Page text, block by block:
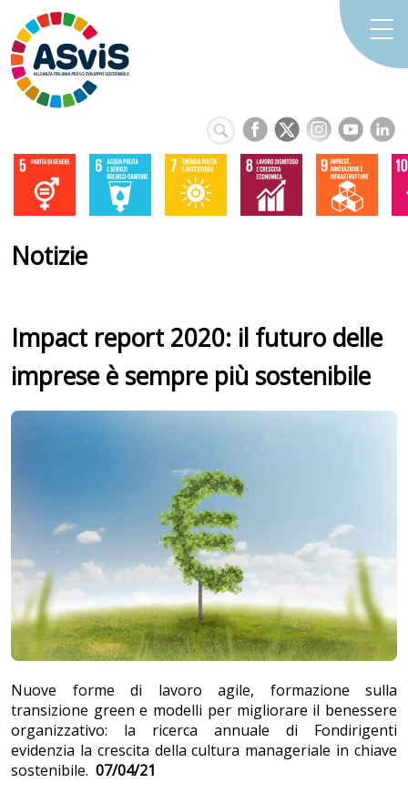
Notizie
Impact report 2020: il futuro delle
imprese è sempre più sostenibile
Nuove forme di lavoro agile, formazione sulla
transizione green e modelli per migliorare il benessere
organizzativo: la ricerca annuale di Fondirigenti
evidenzia la crescita della cultura manageriale in chiave
sostenibile. 07/04/21